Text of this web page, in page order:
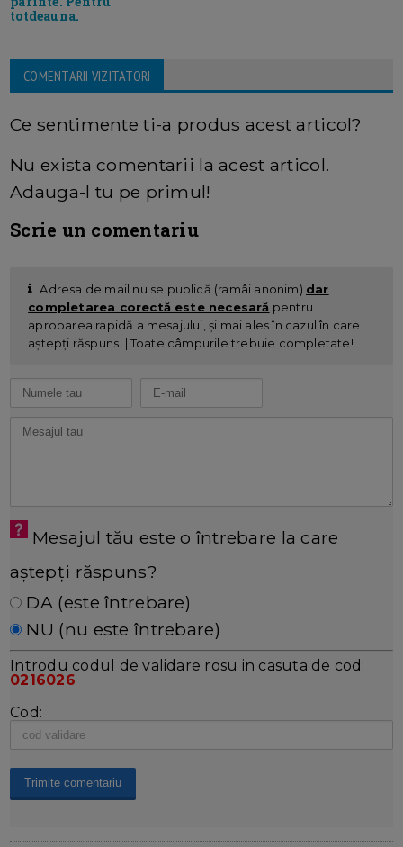
totdeauna.
COMENTARII VIZITATORI
Ce sentimente ti-a produs acest articol?
Nu exista comentarii la acest articol.
Adauga-l tu pe primul!
Scrie un comentariu
Adresa de mail nu se publică (ramâi anonim) dar
completarea corectă este necesară pentru
aprobarea rapidă a mesajului, și mai ales în cazul în care
aștepți răspuns. | Toate câmpurile trebuie completate!
Mesajul tău este o întrebare la care
aștepți răspuns?
DA (este întrebare)
NU (nu este întrebare)
Introdu codul de validare rosu in casuta de cod:
0216026
Cod: